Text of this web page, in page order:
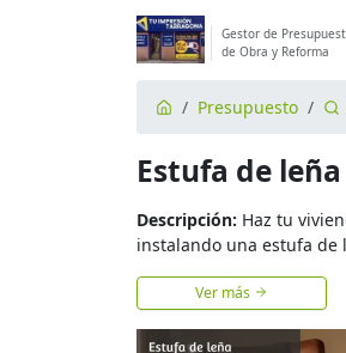
Gestor de
de Obra y Reforma
Presupuesto
Estufa de leña
Descripción: Haz tu
instalando una estufa de
Ver más